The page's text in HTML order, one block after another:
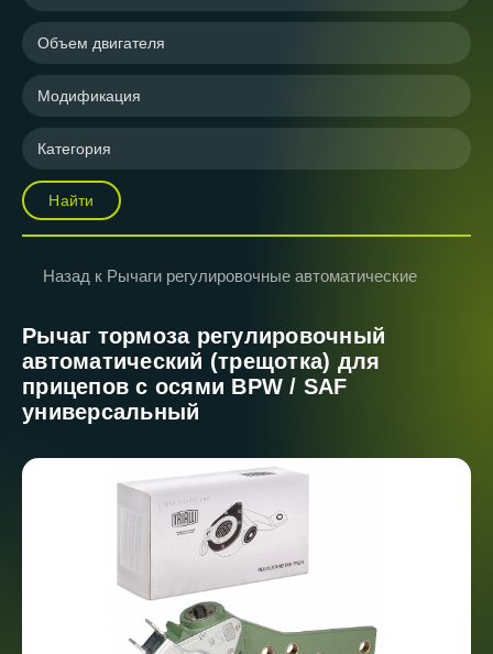
Объем двигателя
Модификация
Категория
Найти
Назад к Рычаги регулировочные автоматические
Рычаг тормоза регулировочный
автоматический (трещотка) для
прицепов с осями BPW / SAF
универсальный